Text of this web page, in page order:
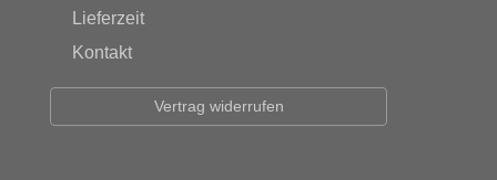
Lieferzeit
Kontakt
Vertrag widerrufen